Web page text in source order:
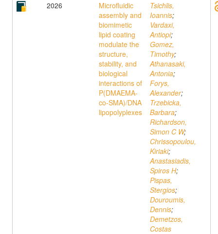
2026
Microfluidic
assembly and
biomimetic
lipid coating
modulate the
structure,
stability, and
biological
interactions of
P(DMAEMA-
co-SMA)/DNA
lipopolyplexes
Tsichlis,
Ioannis;
Vardaxi,
Antiopi;
Gomez,
Timothy;
Athanasaki,
Antonia;
Forys,
Alexander;
Trzebicka,
Barbara;
Richardson,
Simon C W;
Chrissopoulou,
Kiriaki;
Anastasiadis,
Spiros H;
Pispas,
Stergios;
Douroumis,
Dennis;
Demetzos,
Costas